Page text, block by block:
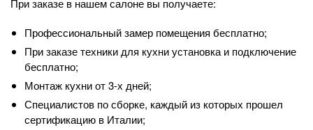
При заказе в нашем салоне вы получаете:
Профессиональный замер помещения бесплатно;
При заказе техники для кухни установка и подключение
бесплатно;
Монтаж кухни от 3-х дней;
Специалистов по сборке, каждый из которых прошел
сертификацию в Италии;